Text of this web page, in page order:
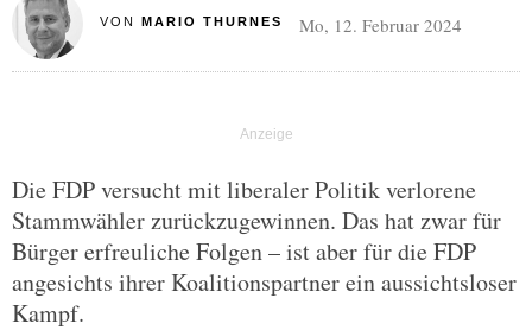
VON MARIO THURNES Mo, 12. Februar 2024
Die FDP versucht mit liberaler Politik verlorene
Stammwähler zurückzugewinnen. Das hat zwar für
Bürger erfreuliche Folgen – ist aber für die FDP
angesichts ihrer Koalitionspartner ein aussichtsloser
Kampf.